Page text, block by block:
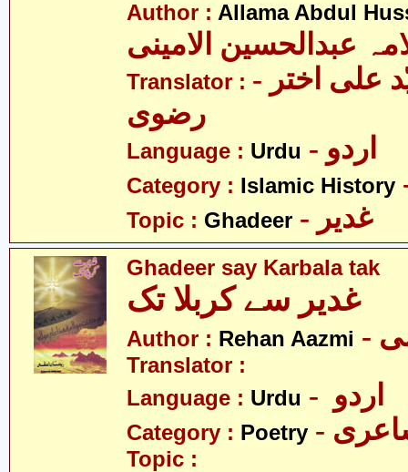
Author : Allama Abdul
عبدالحسین الامینی
Translator : - مولانا سیّد علی اختر
رضوی
Language : Urdu - اردو
Category : Islamic History
Topic : Ghadeer - غدیر
Ghadeer say Karbala tak
غدیر سے کربلا تک
Author : Rehan Aazmi
Translator :
Language : Urdu
Category : Poetry
Topic :